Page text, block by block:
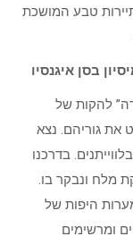
טבע המושכת
להקות של
את גוריהם. נצא
בדרכנו
מלח ונבקר בו.
היפות של
ומרשימים